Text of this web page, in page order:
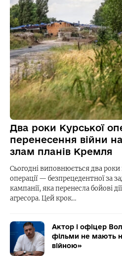
Два роки Курської
перенесення війни
злам планів Кремля
Сьогодні виповнюється два роки
операції — безпрецедентної за
кампанії, яка перенесла бойові
агресора. Цей крок…
Актор і офіцер
фільми не мають
війною»